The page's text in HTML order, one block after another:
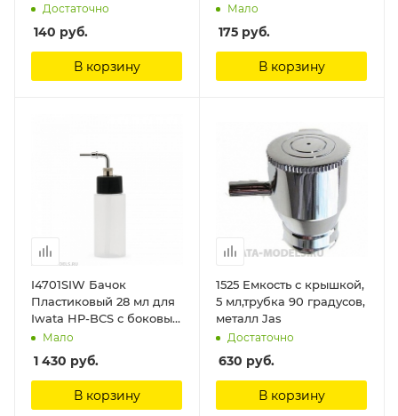
Достаточно
140 руб.
В корзину
Мало
175 руб.
В корзину
I4701SIW Бачок
Пластиковый 28 мл для
Iwata HP-BCS с боковым
металлическим
соединителем (I 470 1S) 1
шт Anest Iwata
Мало
1 430 руб.
В корзину
1525 Емкость с крышкой,
5 мл,трубка 90 градусов,
металл Jas
Достаточно
630 руб.
В корзину